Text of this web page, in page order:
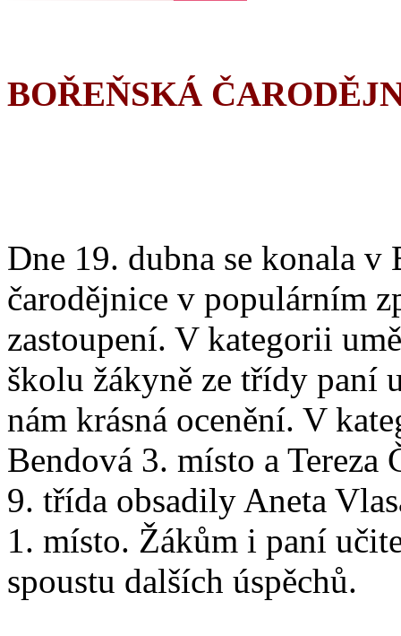
BOŘEŇSKÁ
Dne 19. dubna se konala v
čarodějnice v populárním
zastoupení. V kategorii
školu žákyně ze třídy paní
nám krásná ocenění. V
Bendová 3. místo a
9. třída obsadily Aneta
1. místo. Žákům i paní
spoustu dalších úspěchů.